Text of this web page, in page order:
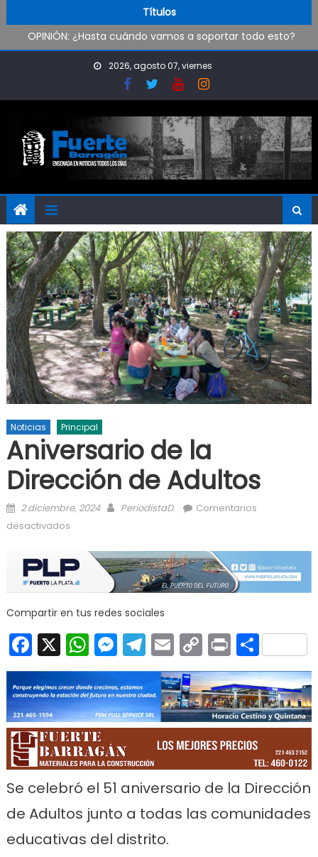
Títulos
Pueblo Nuevo suma boxeo y artes marciales
OPINIÓN: ¿Hasta cuándo vamos a soportar todo esto?
Oxbow Argentina brindó talleres de empleabilidad a
estudiantes de escuelas técnicas de Ensenada y Berisso
Oportunidad para ingresar a la Policía Bonaerense
2026, agosto 07, viernes
Noticias Principal
Aniversario de la
Dirección de Adultos
Posted on
2 diciembre, 2024 Author
PeriodistaD
Comentarios
desactivados
Compartir en tus redes sociales
Facebook
X WhatsApp
Messenger
Telegram
EmailCopy
Link
Print
Se celebró el 51 aniversario de la Dirección
de Adultos junto a todas las comunidades
educativas del distrito.